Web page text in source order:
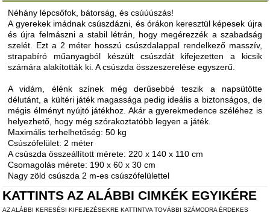
Néhány lépcsőfok, bátorság, és csúúúszás!
A gyerekek imádnak csúszdázni, és órákon keresztül képesek újra
és újra felmászni a stabil létrán, hogy megérezzék a szabadság
szelét. Ezt a 2 méter hosszú csúszdalappal rendelkező masszív,
strapabíró műanyagból készült csúszdát kifejezetten a kicsik
számára alakították ki. A csúszda összeszerelése egyszerű.
A vidám, élénk színek még derűsebbé teszik a napsütötte
délutánt, a kültéri játék magassága pedig ideális a biztonságos, de
mégis élményt nyújtó játékhoz. Akár a gyerekmedence széléhez is
helyezhető, hogy még szórakoztatóbb legyen a játék.
Maximális terhelhetőség: 50 kg
Csúszófelület: 2 méter
A csúszda összeállított mérete: 220 x 140 x 110 cm
Csomagolás mérete: 190 x 60 x 30 cm
Nagy zöld csúszda 2 m-es csúszófelülettel
KATTINTS AZ ALÁBBI CIMKÉK EGYIKÉRE
AZ ALÁBBI KERESÉSI KIFEJEZÉSEKRE KATTINTVA TOVÁBBI SZÁMODRA ÉRDEKES